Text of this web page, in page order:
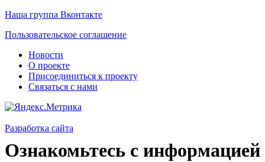
Наша группа Вконтакте
Пользовательское соглашение
Новости
О проекте
Присоединиться к проекту
Связаться с нами
Разработка сайта
Ознакомьтесь с информацией